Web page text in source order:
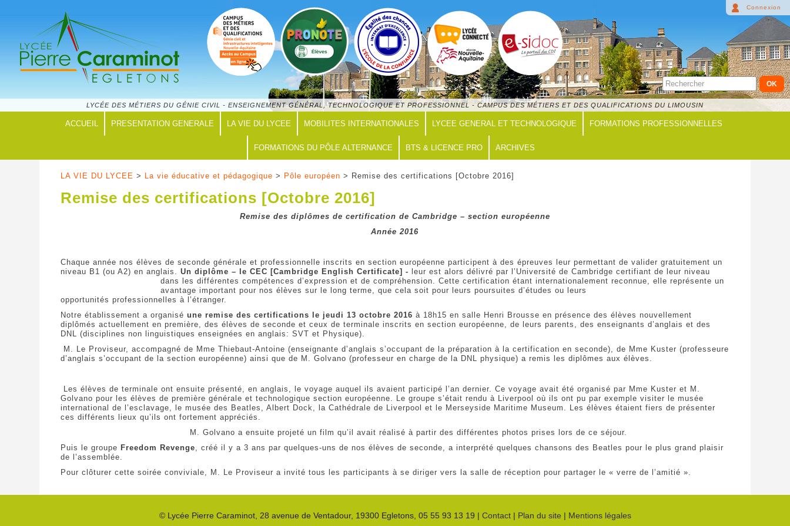
LYCÉE DES MÉTIERS DU GÉNIE CIVIL - ENSEIGNEMENT GÉNÉRAL, TECHNOLOGIQUE ET PROFESSIONNEL - CAMPUS DES MÉTIERS ET DES QUALIFICATIONS DU LIMOUSIN
Connexion
ACCUEIL PRESENTATION GENERALE LA VIE DU LYCEE MOBILITES INTERNATIONALES LYCEE GENERAL ET TECHNOLOGIQUE FORMATIONS PROFESSIONNELLES
FORMATIONS DU PÔLE ALTERNANCE BTS & LICENCE PRO ARCHIVES
LA VIE DU LYCEE > La vie éducative et pédagogique > Pôle européen > Remise des certifications [Octobre 2016]
Remise des certifications [Octobre 2016]
Remise des diplômes de certification de Cambridge – section européenne
Année 2016
Chaque année nos élèves de seconde générale et professionnelle inscrits en section européenne participent à des épreuves leur permettant de valider gratuitement un
niveau B1 (ou A2) en anglais.Un diplôme – le CEC [Cambridge English Certificate] - leur est alors délivré par l’Université de Cambridge certifiant de leur niveau
dans les différentes compétences d’expression et de compréhension. Cette certification étant internationalement reconnue, elle représente un
avantageimportant pour nos élèves sur le long terme, que cela soit pour leurs poursuites d’études ou leurs
opportunités professionnelles à l’étranger.
Notre établissement a organiséune remise des certifications le jeudi 13 octobre 2016à 18h15 en salle Henri Brousse en présence des élèves nouvellement
diplômés actuellement en première, des élèves de seconde et ceux de terminale inscrits en section européenne, de leurs parents, des enseignants d’anglais et des
DNL (disciplines non linguistiques enseignées en anglais: SVT et Physique).
M. Le Proviseur, accompagné de Mme Thiebaut-Antoine (enseignante d’anglais s’occupant de la préparation à la certification en seconde), de Mme Kuster (professeure
d’anglais s’occupant de la section européenne) ainsi que de M. Golvano (professeur en charge de la DNL physique) a remis les diplômes aux élèves.
Les élèves de terminale ont ensuite présenté, en anglais, le voyage auquel ils avaient participé l’an dernier. Ce voyage avait été organisé par Mme Kuster et M.
Golvano pour les élèves de première générale et technologique section européenne. Le groupe s’était rendu à Liverpool où ils ont pu par exemple visiter le musée
international de l’esclavage, le musée des Beatles, Albert Dock, la Cathédrale de Liverpool et le Merseyside Maritime Museum. Les élèves étaient fiers de présenter
ces différents lieux qu’ils ont fortement appréciés.
M. Golvano a ensuite projeté un film qu’il avait réalisé à partir des différentes photos prises lors de ce séjour.
Puis le groupe Freedom Revenge, créé il y a 3 ans par quelques-uns de nos élèves de seconde, a interprété quelques chansons des Beatles pour le plus grand plaisir
de l’assemblée.
Pour clôturer cette soirée conviviale, M. Le Proviseur a invité tous les participants à se diriger vers la salle de réception pour partager le « verre de l’amitié ».
© Lycée Pierre Caraminot, 28 avenue de Ventadour, 19300 Egletons, 05 55 93 13 19 | Contact| Plan du site | Mentions légales